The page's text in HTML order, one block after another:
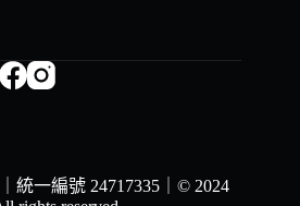
統一編號 24717335｜© 2024